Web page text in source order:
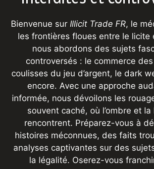
Bienvenue sur Illicit Trade FR, le
les frontières floues entre le licite
nous abordons des sujets
controversés : le commerce
coulisses du jeu d’argent, le dark
encore. Avec une approche
informée, nous dévoilons les
souvent caché, où l’ombre et la
rencontrent. Préparez-vous à
histoires méconnues, des faits
analyses captivantes sur des
la légalité. Oserez-vous